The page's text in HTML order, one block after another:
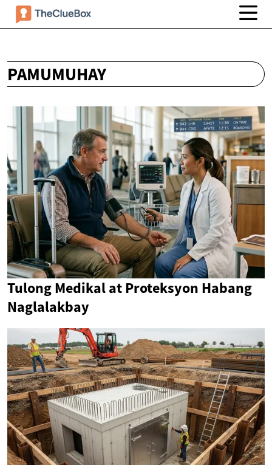
PAMUMUHAY
Tulong Medikal at Proteksyon Habang
Naglalakbay